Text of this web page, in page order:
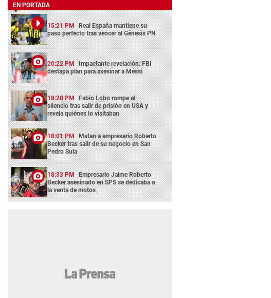
EN PORTADA
15:21 PM Real España mantiene su
paso perfecto tras vencer al Génesis PN
20:22 PM Impactante revelación: FBI
destapa plan para asesinar a Messi
18:28 PM Fabio Lobo rompe el
silencio tras salir de prisión en USA y
revela quiénes lo visitaban
18:01 PM Matan a empresario Roberto
Becker tras salir de su negocio en San
Pedro Sula
18:33 PM Empresario Jaime Roberto
Becker asesinado en SPS se dedicaba a
la venta de motos